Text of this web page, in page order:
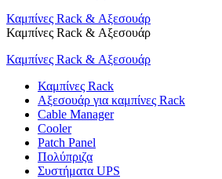
Καμπίνες Rack & Αξεσουάρ
Καμπίνες Rack & Αξεσουάρ
Καμπίνες Rack & Αξεσουάρ
Καμπίνες Rack
Αξεσουάρ για καμπίνες Rack
Cable Manager
Cooler
Patch Panel
Πολύπριζα
Συστήματα UPS